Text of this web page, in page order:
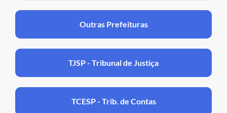
Outras Prefeituras
TJSP - Tribunal de Justiça
TCESP - Trib. de Contas